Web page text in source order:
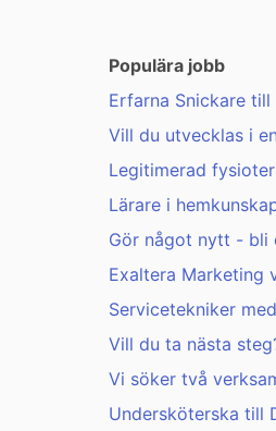
Populära jobb
Erfarna Snickare
Vill du utvecklas i
Legitimerad
Lärare i
Gör något nytt - bli
Exaltera Marketing
Servicetekniker
Vill du ta nästa
Vi söker två
Undersköterska till